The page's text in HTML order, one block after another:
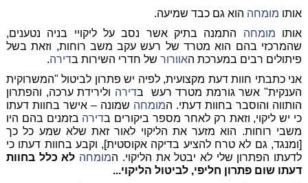
אותו מומחה הוא גם כבד שמיעה.
אותו מומחה התמנה בתיק אשר נסב על ליקויי בניה נטענים,
שהמרכזי בהם הוא מטרד של רעש עקב משב רוחות, וזאת בשל
פיתולים רבים במערכת האוורורשל חדרי השירות בדירה.
אני כתבתי חוות דעת מקצועית, לפיה יש פתרון לביטול "המשרוקית
הענקית" אשר גורמת מטרד רעש בדירה ולירידת ערכה, והפתרון
הותווה והוסבר בחוות דעתי. המומחה שמונה – אישר בחוות דעתו
כי יש ליקוי, וזאת רק לאחר מספר ביקורים בדירה בזמנים בהם היו
משבי רוחות. הוא מזער את הליקוי לאור זאת שלא שמע כל כך
[ומנגד, גם לא טרח להציע בדיקה אקוסטית], וקבע בחוות דעתו כי
לדעתו הפתרון שלי לא יבטל את הליקוי. המומחה לא כלל בחוות
דעתו שום פתרון חליפי, לביטול הליקוי...